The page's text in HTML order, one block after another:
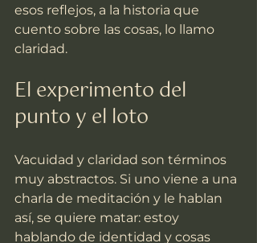
esos reflejos, a la historia que
cuento sobre las cosas, lo llamo
claridad.
El experimento del
punto y el loto
Vacuidad y claridad son términos
muy abstractos. Si uno viene a una
charla de meditación y le hablan
así, se quiere matar: estoy
hablando de identidad y cosas